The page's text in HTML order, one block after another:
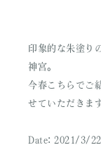
印象的な朱塗り
神宮。
今春こちらでご
せていただきま
Date: 2021/3/22